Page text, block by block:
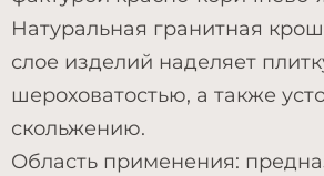
Натуральная гранитная
слое изделий наделяет
шероховатостью, а также
скольжению.
Область применения: